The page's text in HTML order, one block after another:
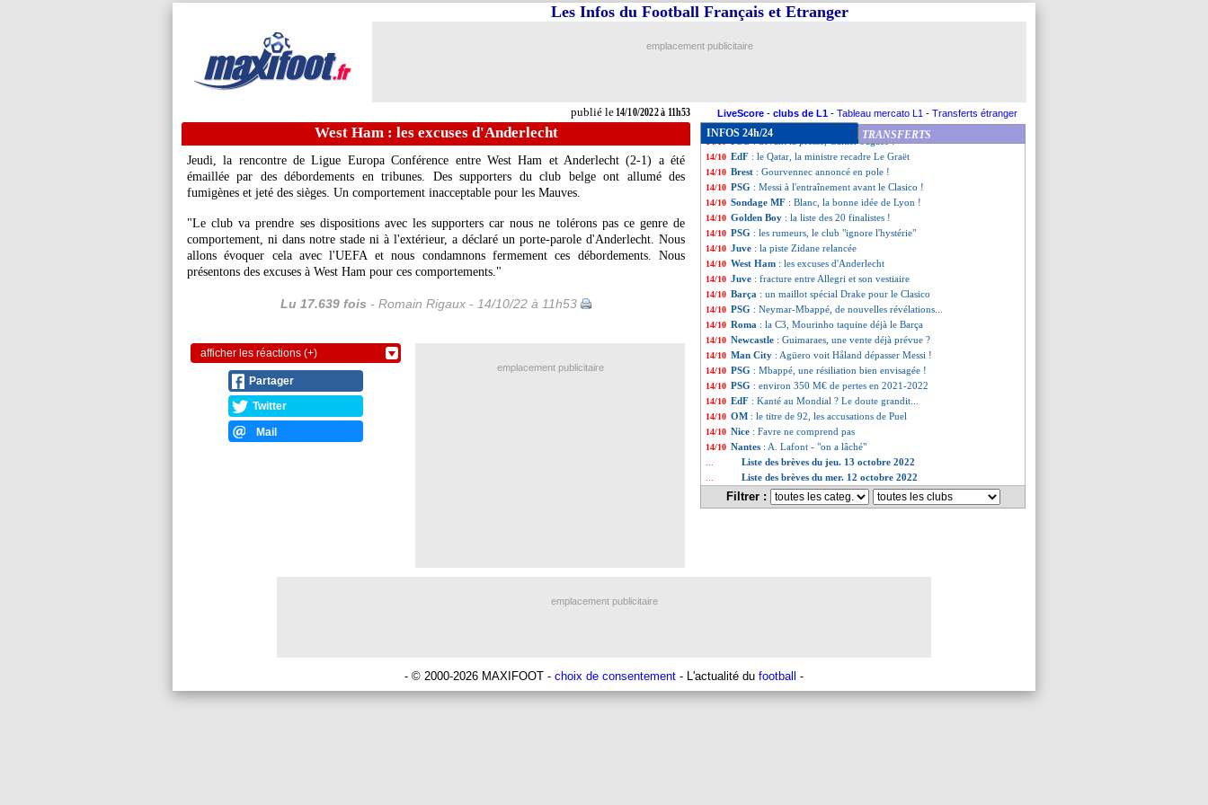
publié le14/10/2022 à 11h53
Les Infos du Football Français et Etranger
emplacement publicitaire
LiveScore - clubs de L1 - Tableau mercato L1 - Transferts étranger
West Ham : les excuses d'Anderlecht
Jeudi, la rencontre de Ligue Europa Conférence entre West Ham et Anderlecht (2-1) a été
émaillée par des débordements en tribunes. Des supporters du club belge ont allumé des
fumigènes et jeté des sièges. Un comportement inacceptable pour les Mauves.
"Le club va prendre ses dispositions avec les supporters car nous ne tolérons pas ce genre de
comportement, ni dans notre stade ni à l'extérieur, a déclaré un porte-parole d'Anderlecht. Nous
allons évoquer cela avec l'UEFA et nous condamnons fermement ces débordements. Nous
présentons des excuses à West Ham pour ces comportements."
Lu 17.639 fois - Romain Rigaux - 14/10/22 à 11h53
afficher les réactions (+)
Partager
Twitter
Mail
INFOS 24h/24 TRANSFERTS
14/10 Atletico: l'envie de Félix se confirme
14/10 PSG: un espoir du Real dans le viseur
14/10 Lyon
14/10 Lyon: Guendouzi, le regret de Juninho
14/10 OM: Tudor, les mots forts de Payet
: devant la presse, Galtier s'agace !
14/10 EdF : le Qatar, la ministre recadre Le Graët
14/10 Brest : Gourvennec annoncé en pole !
14/10 PSG : Messi à l'entraînement avant le Clasico !
14/10 Sondage MF : Blanc, la bonne idée de Lyon !
14/10 Golden Boy : la liste des 20 finalistes !
14/10 PSG : les rumeurs, le club "ignore l'hystérie"
14/10 Juve : la piste Zidane relancée
14/10 West Ham : les excuses d'Anderlecht
14/10 Juve : fracture entre Allegri et son vestiaire
14/10 Barça : un maillot spécial Drake pour le Clasico
14/10 PSG : Neymar-Mbappé, de nouvelles révélations...
14/10 Roma : la C3, Mourinho taquine déjà le Barça
14/10 Newcastle : Guimaraes, une vente déjà prévue ?
14/10 Man City : Agüero voit Håland dépasser Messi !
14/10 PSG : Mbappé, une résiliation bien envisagée !
14/10 PSG : environ 350 M€ de pertes en 2021-2022
14/10 EdF : Kanté au Mondial ? Le doute grandit...
14/10 OM : le titre de 92, les accusations de Puel
14/10 Nice : Favre ne comprend pas
14/10 Nantes : A. Lafont - "on a lâché"
Liste des brèves du jeu. 13 octobre 2022
Liste des brèves du mer. 12 octobre 2022
Filtrer :
emplacement publicitaire
emplacement publicitaire
- © 2000-2026 MAXIFOOT - choix de consentement - L'actualité du football -